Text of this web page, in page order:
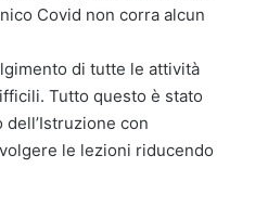
Covid non corra alcun
di tutte le attività
Tutto questo è stato
con
le lezioni riducendo